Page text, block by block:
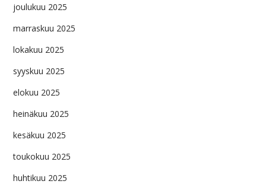
joulukuu 2025
marraskuu 2025
lokakuu 2025
syyskuu 2025
elokuu 2025
heinäkuu 2025
kesäkuu 2025
toukokuu 2025
huhtikuu 2025